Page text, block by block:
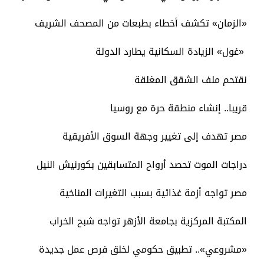
«الزمان» تكشف أخطاء بطبعات من المصحف الشريف
«غول» الزيادة السكانية يطارد الدولة
نقتحم ملف الشقق المغلقة
قريبا.. إنشاء منطقة حرة مع روسيا
مصر تهدف إلى تغيير وجهة السوق الأفريقية
دراجات الموت تحصد أرواح المتسابقين بكورنيش النيل
مصر تواجه أزمة غذائية بسبب التغيرات المناخية
المكتبة المركزية بجامعة الأزهر تواجه شبح الخراب
«مشروعي».. تطبيق حكومي لخلق فرص عمل جديدة